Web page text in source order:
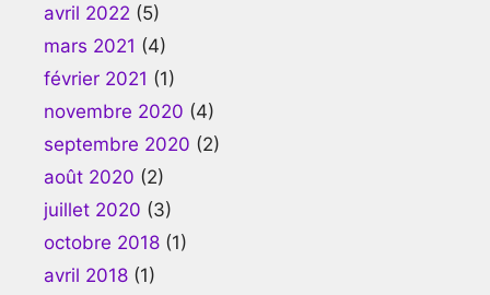
avril 2022 (5)
mars 2021 (4)
février 2021 (1)
novembre 2020 (4)
septembre 2020 (2)
août 2020 (2)
juillet 2020 (3)
octobre 2018 (1)
avril 2018 (1)